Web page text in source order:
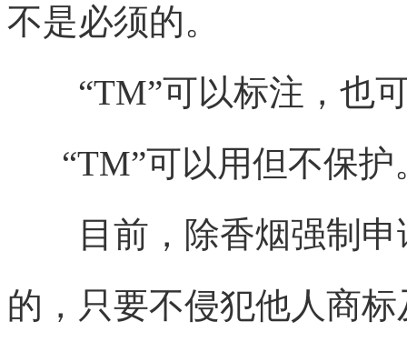
不是必须的。
“TM”可以标注，也可
“TM”可以用但不保护
目前，除香烟强制申
的，只要不侵犯他人商